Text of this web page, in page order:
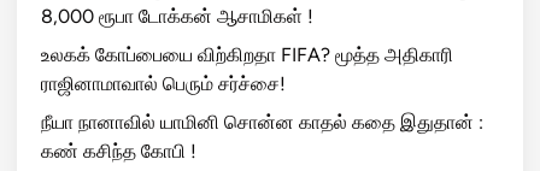
8,000 ரூபா டோக்கன் ஆசாமிகள் !
உலகக் கோப்பையை விற்கிறதா FIFA? மூத்த அதிகாரி
ராஜினாமாவால் பெரும் சர்ச்சை!
நீயா நானாவில் யாமினி சொன்ன காதல் கதை இதுதான் :
கண் கசிந்த கோபி !